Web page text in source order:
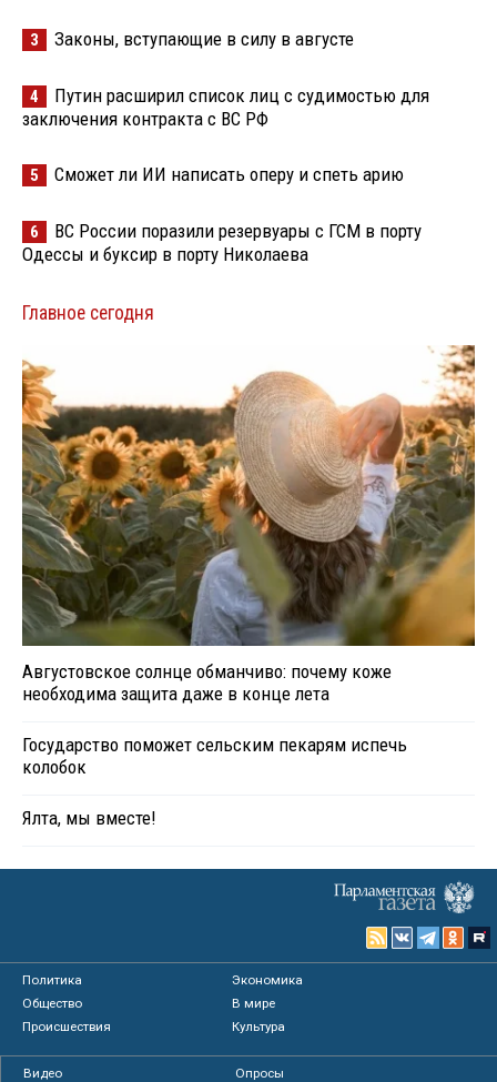
3 Законы, вступающие в силу в августе
4
Путин расширил список лиц с судимостью для
заключения контракта с ВС РФ
5 Сможет ли ИИ написать оперу и спеть арию
6
ВС России поразили резервуары с ГСМ в порту
Одессы и буксир в порту Николаева
Главное сегодня
Августовское солнце обманчиво: почему коже
необходима защита даже в конце лета
Государство поможет сельским пекарям испечь
колобок
Ялта, мы вместе!
Политика
Экономика
Общество
В мире
Происшествия
Культура
Видео
Опросы